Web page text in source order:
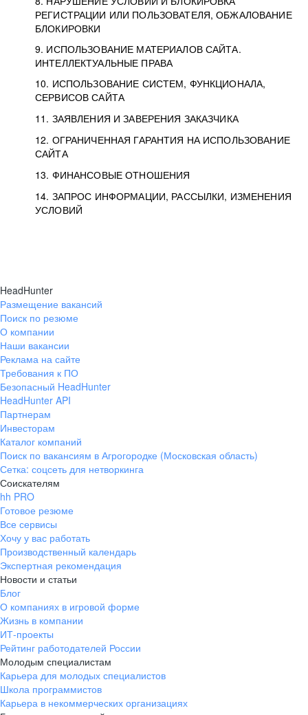
РЕГИСТРАЦИИ ИЛИ ПОЛЬЗОВАТЕЛЯ, ОБЖАЛОВАНИЕ
БЛОКИРОВКИ
9. ИСПОЛЬЗОВАНИЕ МАТЕРИАЛОВ САЙТА.
ИНТЕЛЛЕКТУАЛЬНЫЕ ПРАВА
10. ИСПОЛЬЗОВАНИЕ СИСТЕМ, ФУНКЦИОНАЛА,
СЕРВИСОВ САЙТА
11. ЗАЯВЛЕНИЯ И ЗАВЕРЕНИЯ ЗАКАЗЧИКА
12. ОГРАНИЧЕННАЯ ГАРАНТИЯ НА ИСПОЛЬЗОВАНИЕ
САЙТА
13. ФИНАНСОВЫЕ ОТНОШЕНИЯ
14. ЗАПРОС ИНФОРМАЦИИ, РАССЫЛКИ, ИЗМЕНЕНИЯ
УСЛОВИЙ
HeadHunter
Размещение вакансий
Поиск по резюме
О компании
Наши вакансии
Реклама на сайте
Требования к ПО
Безопасный HeadHunter
HeadHunter API
Партнерам
Инвесторам
Каталог компаний
Поиск по вакансиям в Агрогородке (Московская область)
Сетка: соцсеть для нетворкинга
Соискателям
hh PRO
Готовое резюме
Все сервисы
Хочу у вас работать
Производственный календарь
Экспертная рекомендация
Новости и статьи
Блог
О компаниях в игровой форме
Жизнь в компании
ИТ-проекты
Рейтинг работодателей России
Молодым специалистам
Карьера для молодых специалистов
Школа программистов
Карьера в некоммерческих организациях